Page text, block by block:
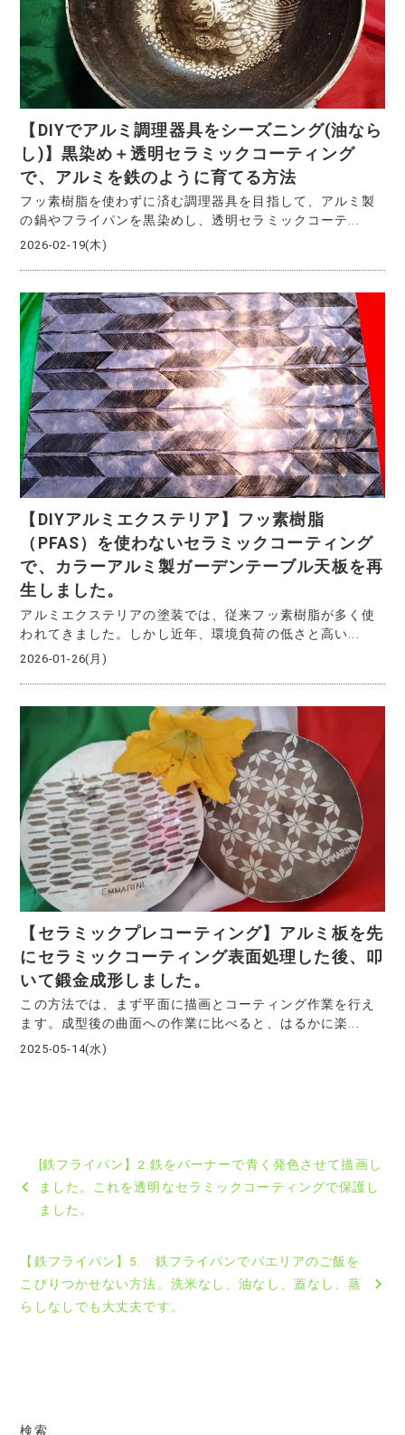
【DIYでアルミ調理器具をシーズニング(油なら
し)】黒染め＋透明セラミックコーティング
で、アルミを鉄のように育てる方法
フッ素樹脂を使わずに済む調理器具を目指して、アルミ製
の鍋やフライパンを黒染めし、透明セラミックコーテ...
2026-02-19(木)
【DIYアルミエクステリア】フッ素樹脂
（PFAS）を使わないセラミックコーティング
で、カラーアルミ製ガーデンテーブル天板を再
生しました。
アルミエクステリアの塗装では、従来フッ素樹脂が多く使
われてきました。しかし近年、環境負荷の低さと高い...
2026-01-26(月)
【セラミックプレコーティング】アルミ板を先
にセラミックコーティング表面処理した後、叩
いて鍛金成形しました。
この方法では、まず平面に描画とコーティング作業を行え
ます。成型後の曲面への作業に比べると、はるかに楽...
2025-05-14(水)
稿
ビ
ゲ
ン
[鉄フライパン】2.鉄をバーナーで青く発色させて描画し
ました。これを透明なセラミックコーティングで保護し
ました。
【鉄フライパン】5. 鉄フライパンでパエリアのご飯を
こびりつかせない方法。洗米なし、油なし、蓋なし、蒸
らしなしでも大丈夫です。
検索